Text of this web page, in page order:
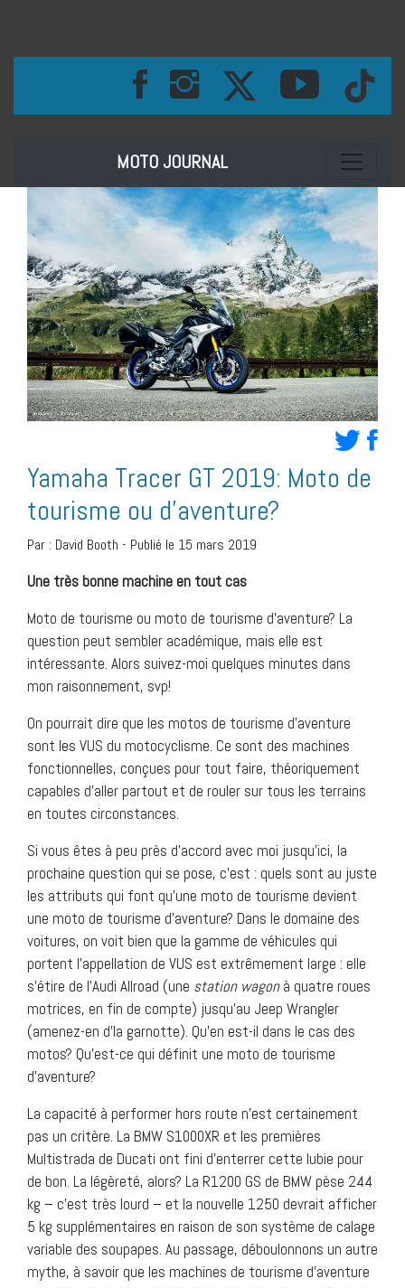
MOTO JOURNAL Toggle
Yamaha Tracer GT 2019: Moto de
tourisme ou d’aventure?
Par : David Booth - Publié le 15 mars 2019
Une très bonne machine en tout cas
Moto de tourisme ou moto de tourisme d’aventure? La
question peut sembler académique, mais elle est
intéressante. Alors suivez-moi quelques minutes dans
mon raisonnement, svp!
On pourrait dire que les motos de tourisme d’aventure
sont les VUS du motocyclisme. Ce sont des machines
fonctionnelles, conçues pour tout faire, théoriquement
capables d’aller partout et de rouler sur tous les terrains
en toutes circonstances.
Si vous êtes à peu près d’accord avec moi jusqu’ici, la
prochaine question qui se pose, c’est : quels sont au juste
les attributs qui font qu’une moto de tourisme devient
une moto de tourisme d’aventure? Dans le domaine des
voitures, on voit bien que la gamme de véhicules qui
portent l’appellation de VUS est extrêmement large : elle
s’étire de l’Audi Allroad (une station wagonà quatre roues
motrices, en fin de compte) jusqu’au Jeep Wrangler
(amenez-en d’la garnotte). Qu’en est-il dans le cas des
motos? Qu’est-ce qui définit une moto de tourisme
d’aventure?
La capacité à performer hors route n’est certainement
pas un critère. La BMW S1000XR et les premières
Multistrada de Ducati ont fini d’enterrer cette lubie pour
de bon. La légèreté, alors? La R1200 GS de BMW pèse 244
kg – c’est très lourd – et la nouvelle 1250 devrait afficher
5 kg supplémentaires en raison de son système de calage
variable des soupapes. Au passage, déboulonnons un autre
mythe, à savoir que les machines de tourisme d’aventure